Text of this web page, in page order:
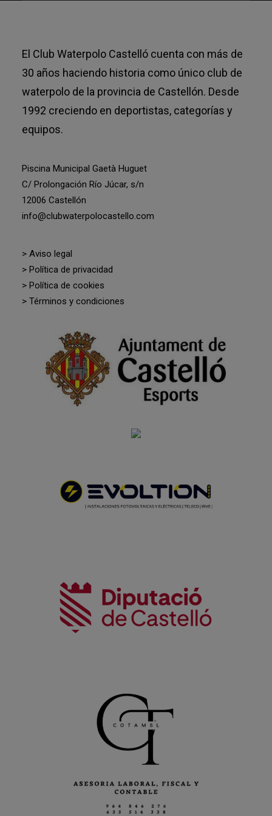
El Club Waterpolo Castelló cuenta con más de
30 años haciendo historia como único club de
waterpolo de la provincia de Castellón. Desde
1992 creciendo en deportistas, categorías y
equipos.
Piscina Municipal Gaetà Huguet
C/ Prolongación Río Júcar, s/n
12006 Castellón
info@clubwaterpolocastello.com
> Aviso legal
> Política de privacidad
> Política de cookies
> Términos y condiciones